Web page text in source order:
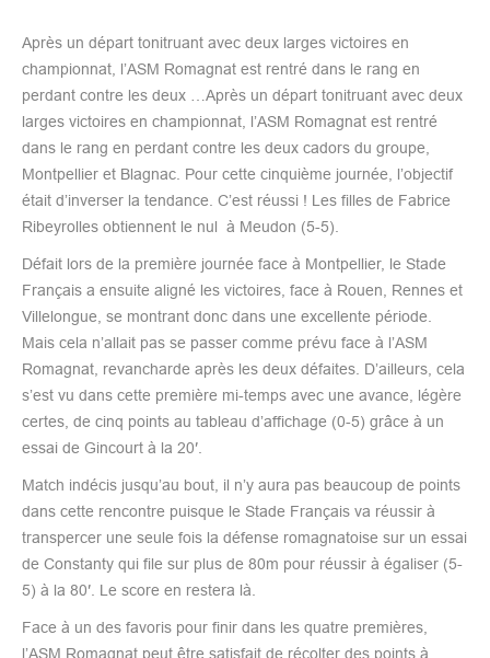
Après un départ tonitruant avec deux larges victoires en
championnat, l’ASM Romagnat est rentré dans le rang en
perdant contre les deux …Après un départ tonitruant avec deux
larges victoires en championnat, l’ASM Romagnat est rentré
dans le rang en perdant contre les deux cadors du groupe,
Montpellier et Blagnac. Pour cette cinquième journée, l’objectif
était d’inverser la tendance. C’est réussi ! Les filles de Fabrice
Ribeyrolles obtiennent le nul à Meudon (5-5).
Défait lors de la première journée face à Montpellier, le Stade
Français a ensuite aligné les victoires, face à Rouen, Rennes et
Villelongue, se montrant donc dans une excellente période.
Mais cela n’allait pas se passer comme prévu face à l’ASM
Romagnat, revancharde après les deux défaites. D’ailleurs, cela
s’est vu dans cette première mi-temps avec une avance, légère
certes, de cinq points au tableau d’affichage (0-5) grâce à un
essai de Gincourt à la 20′.
Match indécis jusqu’au bout, il n’y aura pas beaucoup de points
dans cette rencontre puisque le Stade Français va réussir à
transpercer une seule fois la défense romagnatoise sur un essai
de Constanty qui file sur plus de 80m pour réussir à égaliser (5-
5) à la 80′. Le score en restera là.
Face à un des favoris pour finir dans les quatre premières,
l’ASM Romagnat peut être satisfait de récolter des points à